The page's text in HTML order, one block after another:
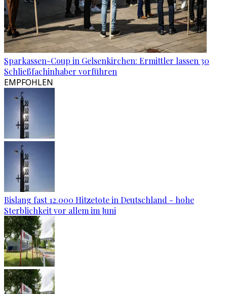
Sparkassen-Coup in Gelsenkirchen: Ermittler lassen 30
Schließfachinhaber vorführen
EMPFOHLEN
Bislang fast 12.000 Hitzetote in Deutschland - hohe
Sterblichkeit vor allem im Juni